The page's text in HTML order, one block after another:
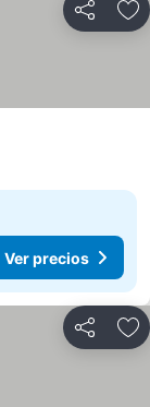
Compartir
Ver precios
Compartir